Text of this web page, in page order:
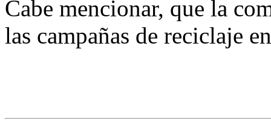
Cabe mencionar, que la
las campañas de reciclaje